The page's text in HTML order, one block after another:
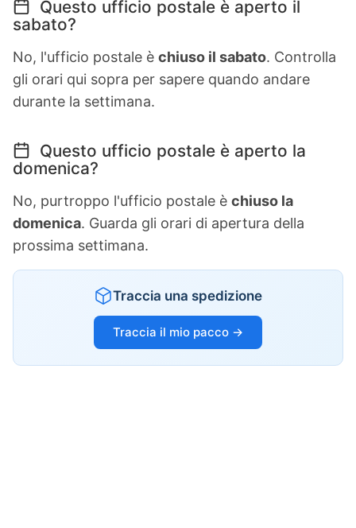
Questo ufficio postale è aperto il
sabato?
No, l'ufficio postale è chiuso il sabato. Controlla
gli orari qui sopra per sapere quando andare
durante la settimana.
Questo ufficio postale è aperto la
domenica?
No, purtroppo l'ufficio postale è chiuso la
domenica. Guarda gli orari di apertura della
prossima settimana.
Traccia una spedizione
Traccia il mio pacco →